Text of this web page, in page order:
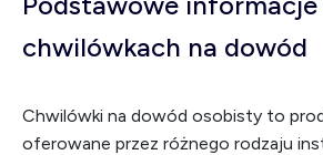
chwilówkach na dowód
Chwilówki na dowód osobisty to
oferowane przez różnego rodzaju